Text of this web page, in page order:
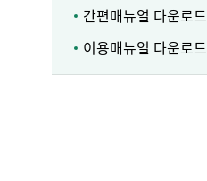
간편매뉴얼 다운로드
이용매뉴얼 다운로드